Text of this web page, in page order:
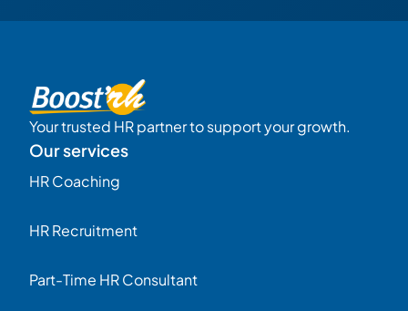
Your trusted HR partner to support your growth.
Our services
HR Coaching
HR Recruitment
Part-Time HR Consultant